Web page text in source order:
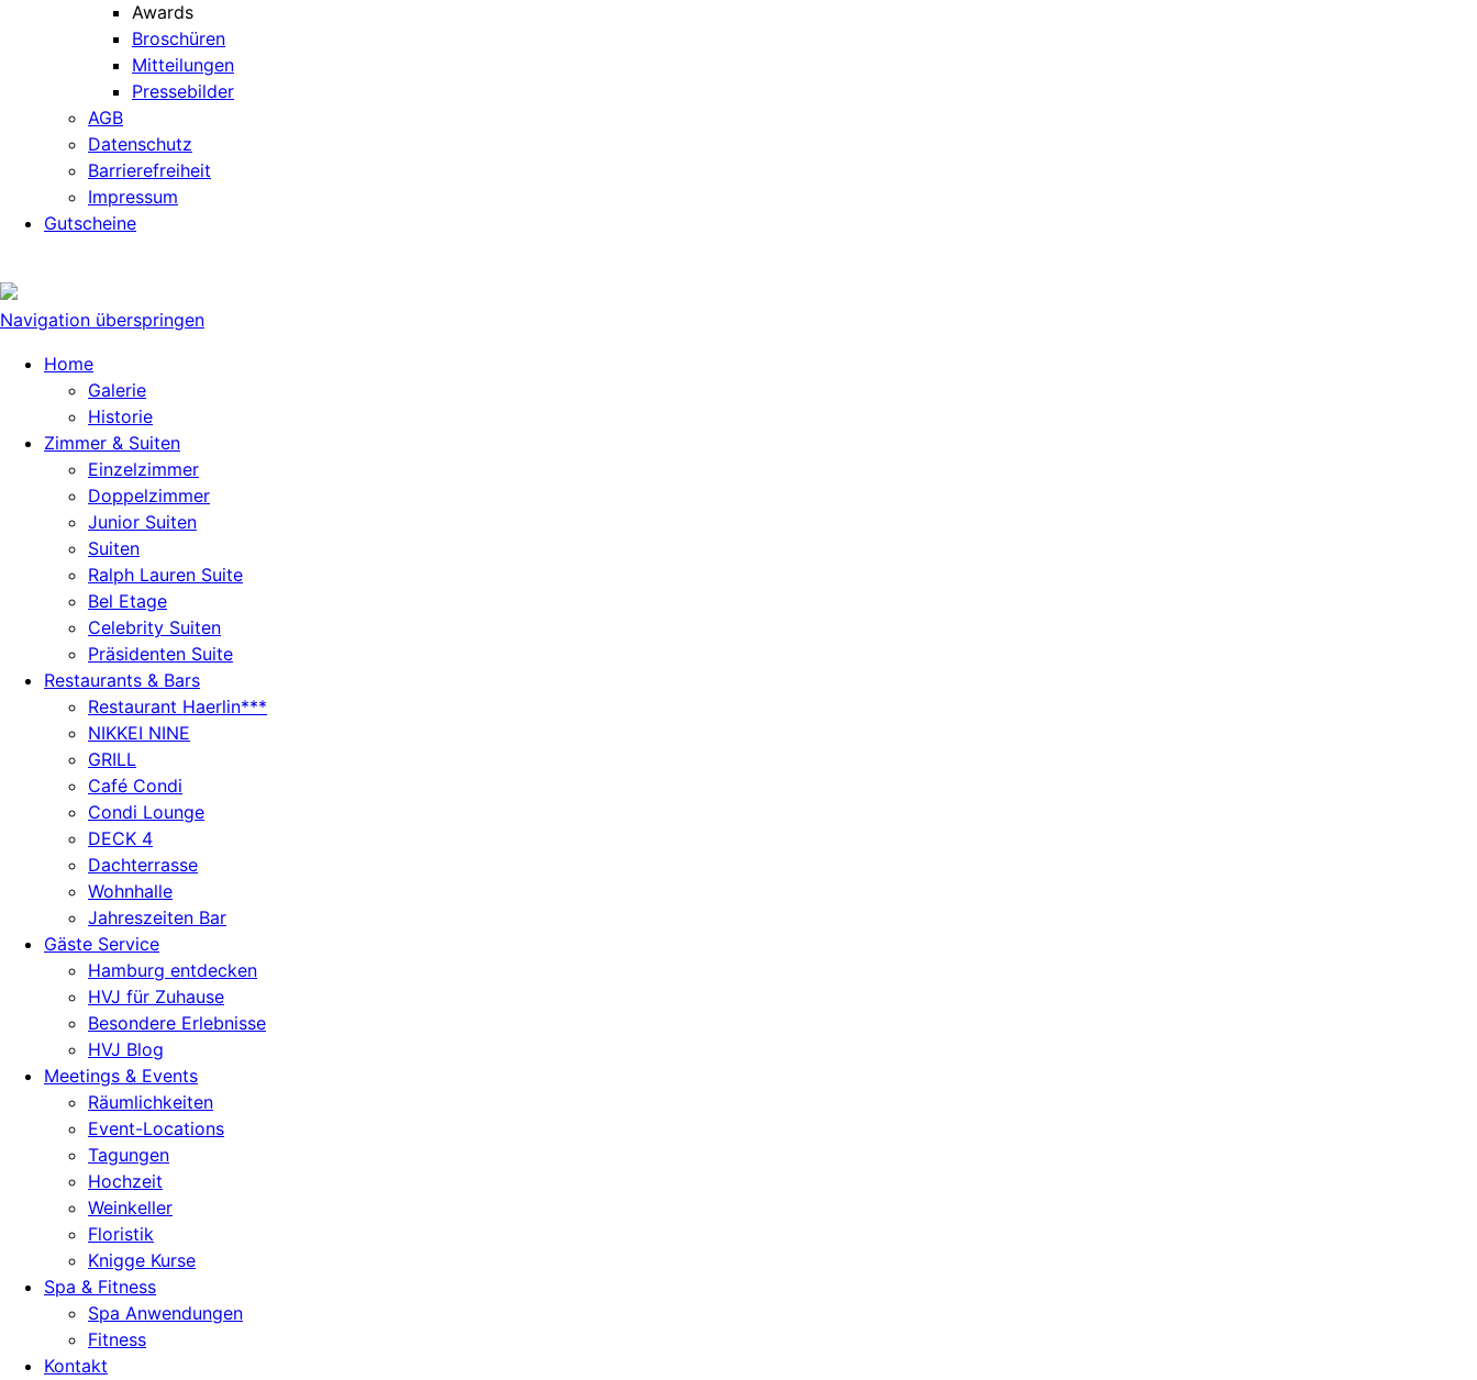
Awards
Broschüren
Mitteilungen
Pressebilder
AGB
Datenschutz
Barrierefreiheit
Impressum
Gutscheine
Navigation überspringen
Home
Galerie
Historie
Zimmer & Suiten
Einzelzimmer
Doppelzimmer
Junior Suiten
Suiten
Ralph Lauren Suite
Bel Etage
Celebrity Suiten
Präsidenten Suite
Restaurants & Bars
Restaurant Haerlin***
NIKKEI NINE
GRILL
Café Condi
Condi Lounge
DECK 4
Dachterrasse
Wohnhalle
Jahreszeiten Bar
Gäste Service
Hamburg entdecken
HVJ für Zuhause
Besondere Erlebnisse
HVJ Blog
Meetings & Events
Räumlichkeiten
Event-Locations
Tagungen
Hochzeit
Weinkeller
Floristik
Knigge Kurse
Spa & Fitness
Spa Anwendungen
Fitness
Kontakt